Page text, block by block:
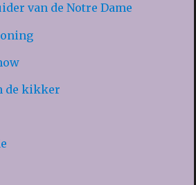
van de Notre Dame
de kikker